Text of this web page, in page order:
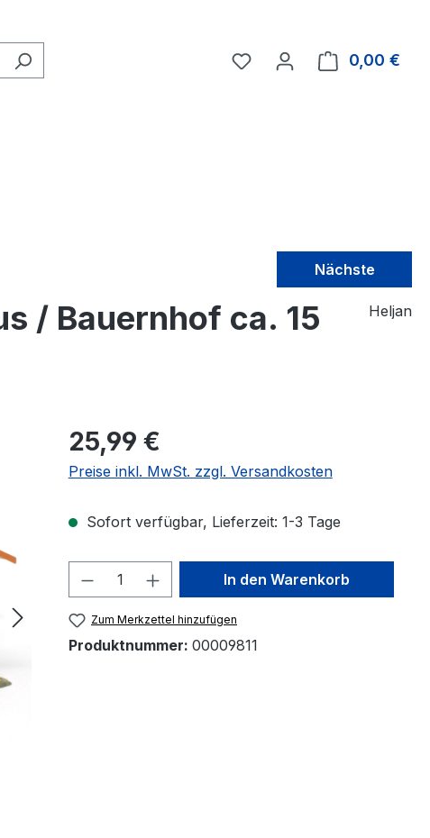
0,00 €
Nächste
/ Bauernhof ca. 15
Heljan
25,99 €
Preise inkl. MwSt. zzgl. Versandkosten
Sofort verfügbar, Lieferzeit: 1-3 Tage
Produkt Anzahl: Gib den
In den Warenkorb
Zum Merkzettel hinzufügen
Produktnummer: 00009811